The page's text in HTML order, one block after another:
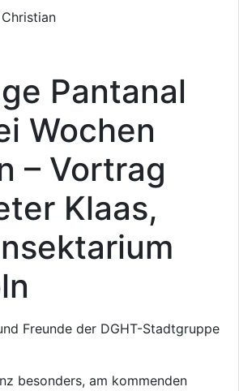
Pantanal
Wochen
– Vortrag
Klaas,
Freunde der DGHT-Stadtgruppe
besonders, am kommenden